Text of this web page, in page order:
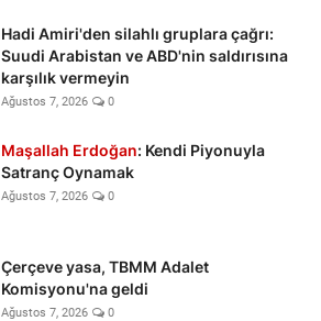
Hadi Amiri'den silahlı gruplara çağrı:
Suudi Arabistan ve ABD'nin saldırısına
karşılık vermeyin
Ağustos 7, 2026 0
Maşallah Erdoğan: Kendi Piyonuyla
Satranç Oynamak
Ağustos 7, 2026 0
Çerçeve yasa, TBMM Adalet
Komisyonu'na geldi
Ağustos 7, 2026 0